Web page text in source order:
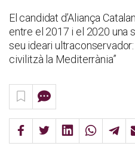
El candidat d’Aliança
entre el 2017 i el 2020 una
seu ideari
civilitzà la Mediterrània”